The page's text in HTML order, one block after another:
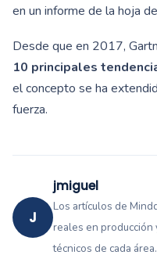
en un informe de la hoja
Desde que en 2017,
10 principales
el concepto se ha
fuerza.
J
jmiguel
Los artículos de
reales en
técnicos de cada área.